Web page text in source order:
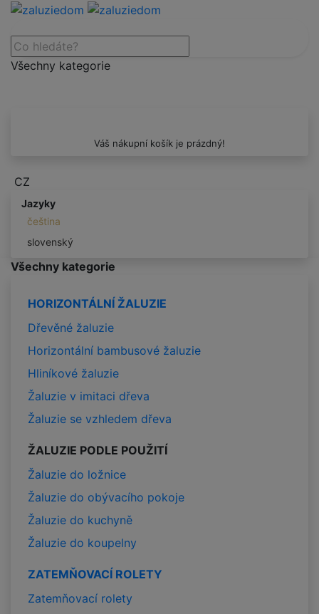
Všechny kategorie
Váš nákupní košík je prázdný!
CZ
Jazyky
čeština
slovenský
Všechny kategorie
HORIZONTÁLNÍ ŽALUZIE
Dřevěné žaluzie
Horizontální bambusové žaluzie
Hliníkové žaluzie
Žaluzie v imitaci dřeva
Žaluzie se vzhledem dřeva
ŽALUZIE PODLE POUŽITÍ
Žaluzie do ložnice
Žaluzie do obývacího pokoje
Žaluzie do kuchyně
Žaluzie do koupelny
ZATEMŇOVACÍ ROLETY
Zatemňovací rolety